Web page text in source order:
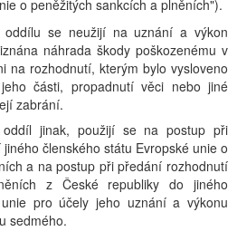
o peněžitých sankcích a plněních").
oddílu se neužijí na uznání a výkon
náhrada škody poškozenému v
na rozhodnutí, kterým bylo vysloveno
části, propadnutí věci nebo jiné
zabrání.
oddíl jinak, použijí se na postup při
členského státu Evropské unie o
a na postup při předání rozhodnutí
z České republiky do jiného
pro účely jeho uznání a výkonu
sedmého.